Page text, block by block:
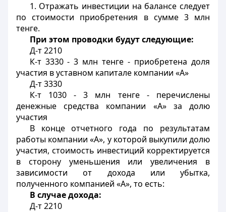
1. Отражать инвестиции на балансе следует
по стоимости приобретения в сумме 3 млн
тенге.
При этом проводки будут следующие:
Д-т 2210
К-т 3330 - 3 млн тенге - приобретена доля
участия в уставном капитале компании «А»
Д-т 3330
К-т 1030 - 3 млн тенге - перечислены
денежные средства компании «А» за долю
участия
В конце отчетного года по результатам
работы компании «А», у которой выкупили долю
участия, стоимость инвестиций корректируется
в сторону уменьшения или увеличения в
зависимости от дохода или убытка,
полученного компанией «А», то есть:
В случае дохода:
Д-т 2210